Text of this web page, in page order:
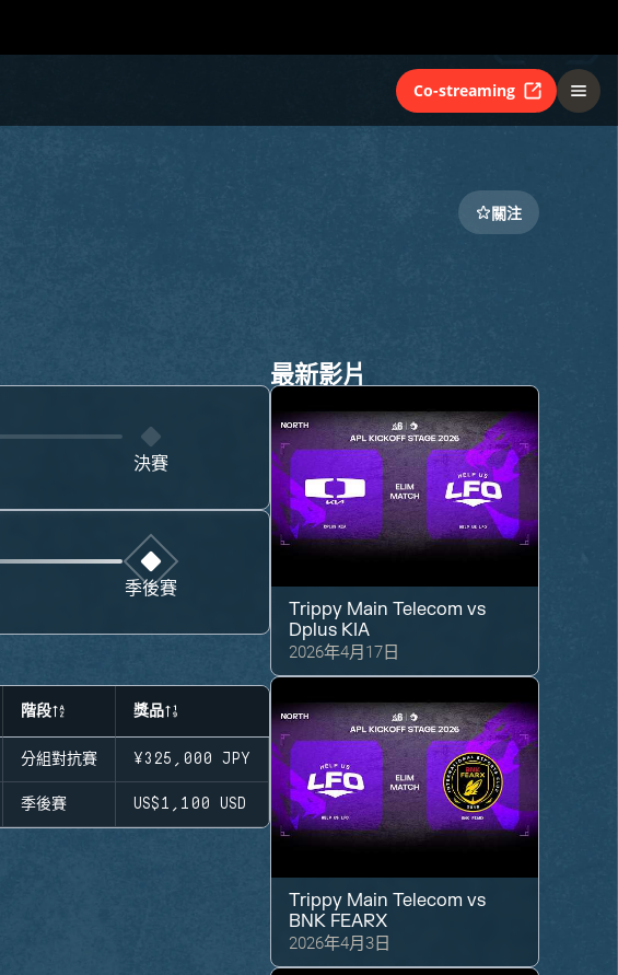
Co-streaming
關注
決賽
季後賽
階段 獎品
分組對抗賽 ¥325,000 JPY
季後賽 US$1,100 USD
最新影片
Trippy Main Telecom vs
Dplus KIA
2026年4月17日
Trippy Main Telecom vs
BNK FEARX
2026年4月3日